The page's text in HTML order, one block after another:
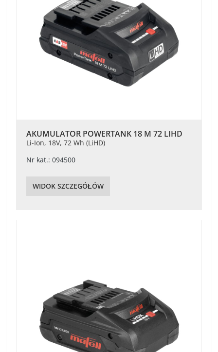
AKUMULATOR POWERTANK 18 M 72 LIHD
Li-Ion, 18V, 72 Wh (LiHD)
Nr kat.: 094500
WIDOK SZCZEGÓŁÓW